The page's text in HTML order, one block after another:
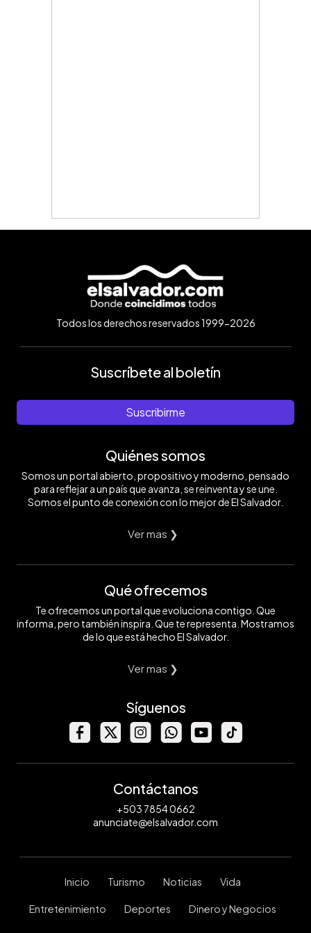
Todos los derechos reservados 1999-2026
Suscríbete al boletín
Suscribirme
Quiénes somos
Somos un portal abierto, propositivo y moderno, pensado
para reflejar a un país que avanza, se reinventa y se une.
Somos el punto de conexión con lo mejor de El Salvador.
Ver mas ❯
Qué ofrecemos
Te ofrecemos un portal que evoluciona contigo. Que
informa, pero también inspira. Que te representa. Mostramos
de lo que está hecho El Salvador.
Ver mas ❯
Síguenos
Contáctanos
+503 7854 0662
anunciate@elsalvador.com
Inicio Turismo Noticias Vida
Entretenimiento Deportes Dinero y Negocios